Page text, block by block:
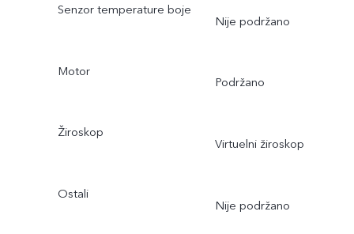
Senzor temperature boje
Nije podržano
Motor
Podržano
Žiroskop
Virtuelni žiroskop
Ostali
Nije podržano